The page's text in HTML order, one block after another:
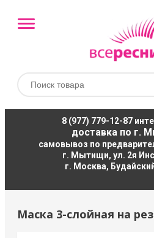
8 (977) 779-12-87
доставка по г.
самовывоз по
г. Мытищи, ул. 2я
г. Москва,
Маска 3-слойная на